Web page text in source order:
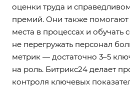
оценки труда и
премий. Они также помогают
места в процессах и обучать
не перегружать персонал
метрик — достаточно 3–5
на роль. Битрикс24 делает
контроля ключевых